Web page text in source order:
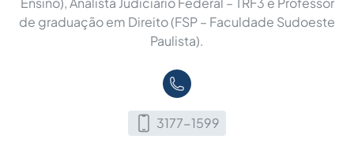
de graduação em Direito (FSP – Faculdade Sudoeste
Paulista).
3177-1599